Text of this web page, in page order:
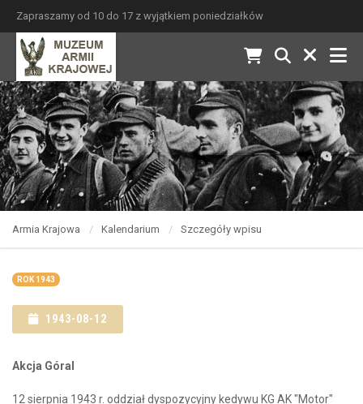
Zapraszamy od 10 do 17 z wyjątkiem poniedziałków
Armia Krajowa Kalendarium Szczegóły wpisu
ROK 1943
1943-08-12
Akcja Góral
12 sierpnia 1943 r. oddział dyspozycyjny kedywu KG AK "Motor"